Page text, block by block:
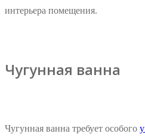
интерьера помещения.
Чугунная ванна
Чугунная ванна требует особого